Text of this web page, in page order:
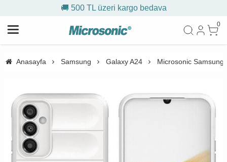
🚚 500 TL üzeri kargo bedava
0
Anasayfa Samsung Galaxy A24 Microsonic Samsung